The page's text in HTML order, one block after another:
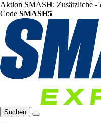
Aktion SMASH: Zusätzliche -
Code SMASH5
Suchen